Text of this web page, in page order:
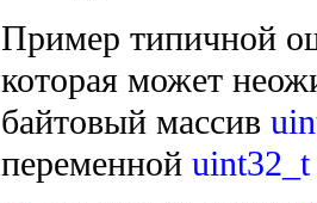
Пример типичной
которая может
байтовый массив
переменной uint32_t